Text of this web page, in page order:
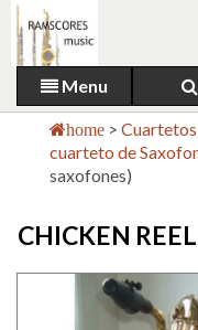
Menu
home > Cuartetos
cuarteto de
saxofones)
CHICKEN